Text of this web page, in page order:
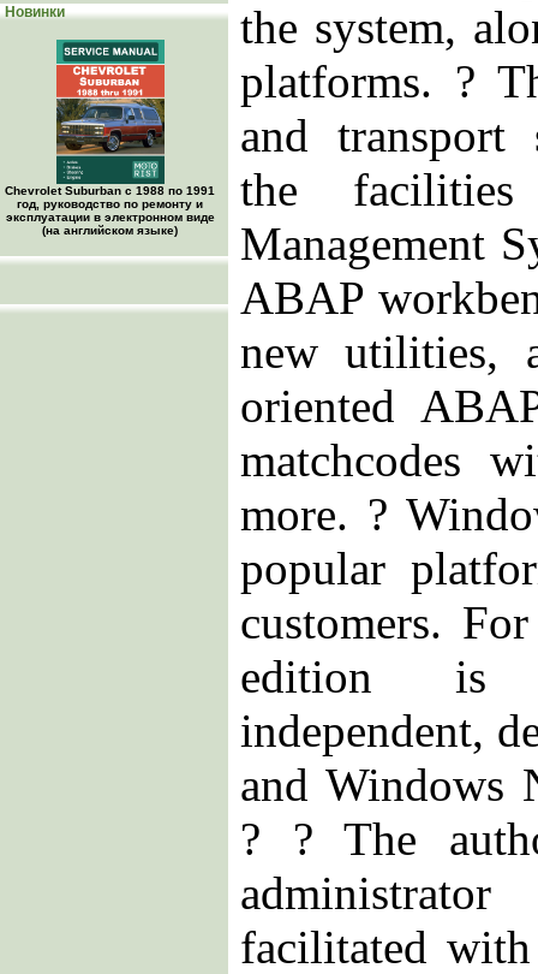
Новинки
Chevrolet Suburban с 1988 по 1991
год, руководство по ремонту и
эксплуатации в электронном виде
(на английском языке)
the system,
platforms. ?
and transport
the
Management
ABAP
new utilities,
oriented
matchcodes
more. ?
popular
customers.
edition is
independent,
and Windows
? ? The
facilitated